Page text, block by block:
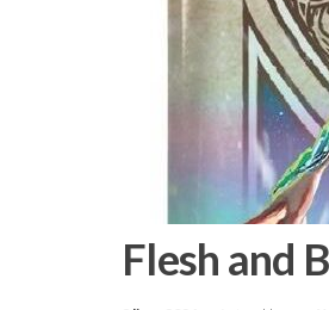
Flesh and